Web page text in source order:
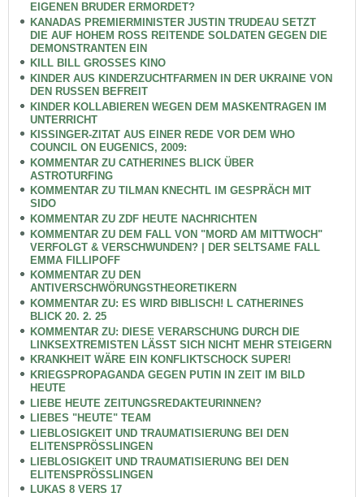
EIGENEN BRUDER ERMORDET?
KANADAS PREMIERMINISTER JUSTIN TRUDEAU SETZT
DIE AUF HOHEM ROSS REITENDE SOLDATEN GEGEN DIE
DEMONSTRANTEN EIN
KILL BILL GROSSES KINO
KINDER AUS KINDERZUCHTFARMEN IN DER UKRAINE VON
DEN RUSSEN BEFREIT
KINDER KOLLABIEREN WEGEN DEM MASKENTRAGEN IM
UNTERRICHT
KISSINGER-ZITAT AUS EINER REDE VOR DEM WHO
COUNCIL ON EUGENICS, 2009:
KOMMENTAR ZU CATHERINES BLICK ÜBER
ASTROTURFING
KOMMENTAR ZU TILMAN KNECHTL IM GESPRÄCH MIT
SIDO
KOMMENTAR ZU ZDF HEUTE NACHRICHTEN
KOMMENTAR ZU DEM FALL VON "MORD AM MITTWOCH"
VERFOLGT & VERSCHWUNDEN? | DER SELTSAME FALL
EMMA FILLIPOFF
KOMMENTAR ZU DEN
ANTIVERSCHWÖRUNGSTHEORETIKERN
KOMMENTAR ZU: ES WIRD BIBLISCH! L CATHERINES
BLICK 20. 2. 25
KOMMENTAR ZU: DIESE VERARSCHUNG DURCH DIE
LINKSEXTREMISTEN LÄSST SICH NICHT MEHR STEIGERN
KRANKHEIT WÄRE EIN KONFLIKTSCHOCK SUPER!
KRIEGSPROPAGANDA GEGEN PUTIN IN ZEIT IM BILD
HEUTE
LIEBE HEUTE ZEITUNGSREDAKTEURINNEN?
LIEBES "HEUTE" TEAM
LIEBLOSIGKEIT UND TRAUMATISIERUNG BEI DEN
ELITENSPRÖSSLINGEN
LIEBLOSIGKEIT UND TRAUMATISIERUNG BEI DEN
ELITENSPRÖSSLINGEN
LUKAS 8 VERS 17